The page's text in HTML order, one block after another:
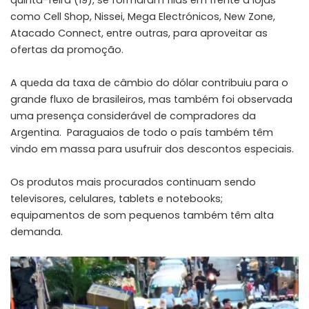
como Cell Shop, Nissei, Mega Electrónicos, New Zone,
Atacado Connect, entre outras, para aproveitar as
ofertas da promoção.
A queda da taxa de câmbio do dólar contribuiu para o
grande fluxo de brasileiros, mas também foi observada
uma presença considerável de compradores da
Argentina. Paraguaios de todo o país também têm
vindo em massa para usufruir dos descontos especiais.
Os produtos mais procurados continuam sendo
televisores, celulares, tablets e notebooks;
equipamentos de som pequenos também têm alta
demanda.